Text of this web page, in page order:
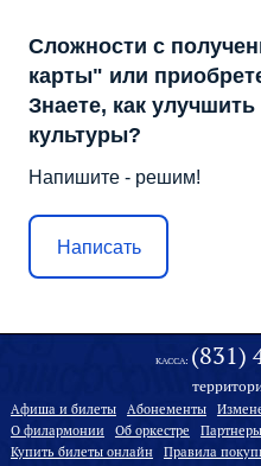
Сложности с
карты" или
Знаете, как
культуры?
Напишите - решим!
Написать
КАССА: (831)
Афиша и билеты Абонементы
О филармонии
Oб оркестре Партнеры
Купить билеты онлайн
Правила